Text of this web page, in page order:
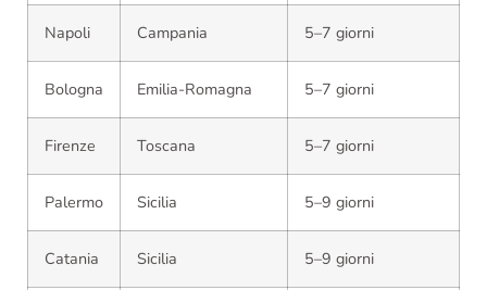
Napoli Campania 5–7 giorni
Bologna Emilia-Romagna 5–7 giorni
Firenze Toscana 5–7 giorni
Palermo Sicilia 5–9 giorni
Catania Sicilia 5–9 giorni